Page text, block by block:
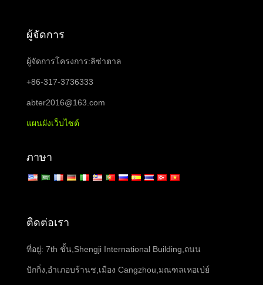
ผู้จัดการ
ผู้จัดการโครงการ:ลิซ่าตาล
+86-317-3736333
abter2016@163.com
แผนผังเว็บไซต์
ภาษา
ติดต่อเรา
ที่อยู่: 7th ชั้น,Shengji International Building,ถนน
ปักกิ่ง,อำเภอบร้านช,เมือง Cangzhou,มณฑลเหอเป่ย์